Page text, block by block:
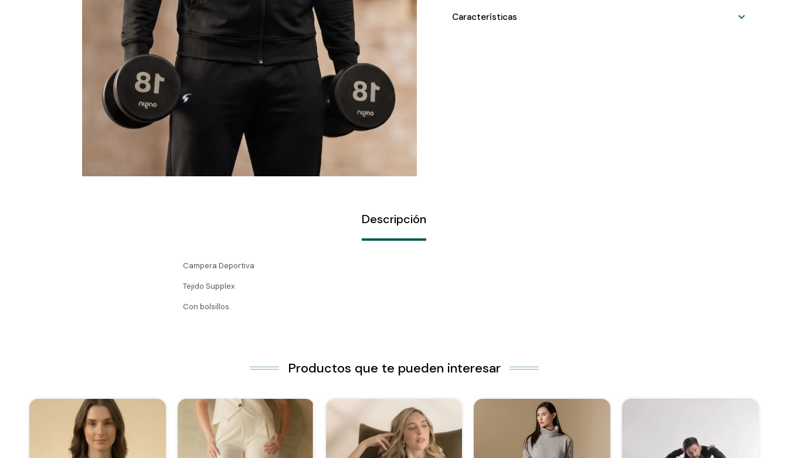
Características
Descripción
Campera Deportiva
Tejido Supplex
Con bolsillos.
Productos que te pueden interesar